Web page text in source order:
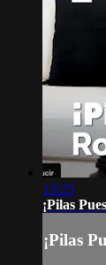
13:25
¡Pilas
¡Pilas